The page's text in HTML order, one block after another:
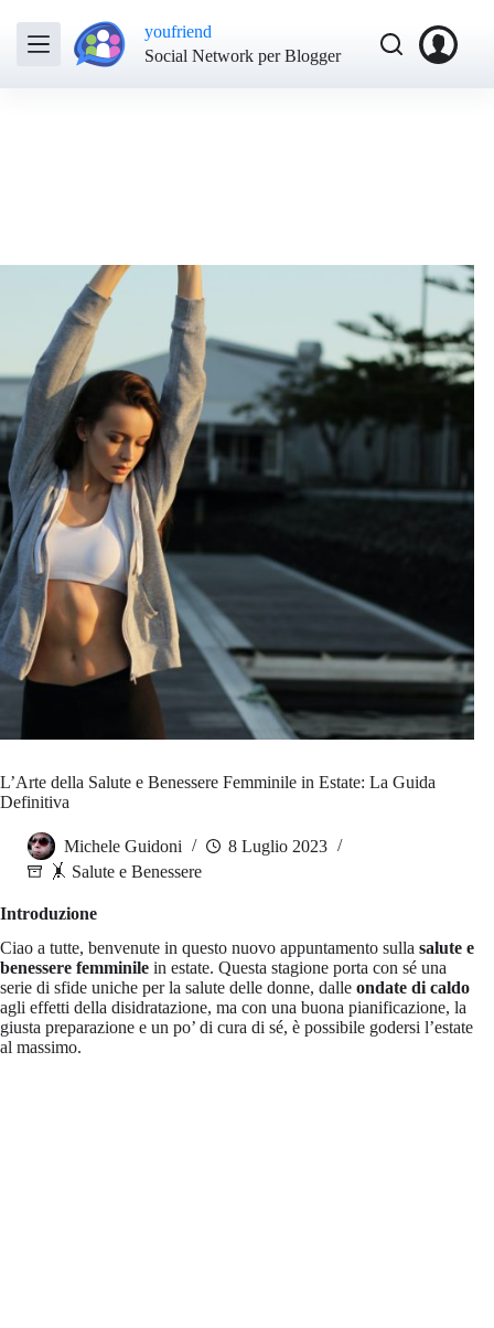
youfriend
Social Network per Blogger
L’Arte della Salute e Benessere Femminile in Estate: La Guida
Definitiva
Michele Guidoni
8 Luglio 2023
🤸 Salute e Benessere
Introduzione
Ciao a tutte, benvenute in questo nuovo appuntamento sulla salute e
benessere femminile in estate. Questa stagione porta con sé una
serie di sfide uniche per la salute delle donne, dalle ondate di caldo
agli effetti della disidratazione, ma con una buona pianificazione, la
giusta preparazione e un po’ di cura di sé, è possibile godersi l’estate
al massimo.